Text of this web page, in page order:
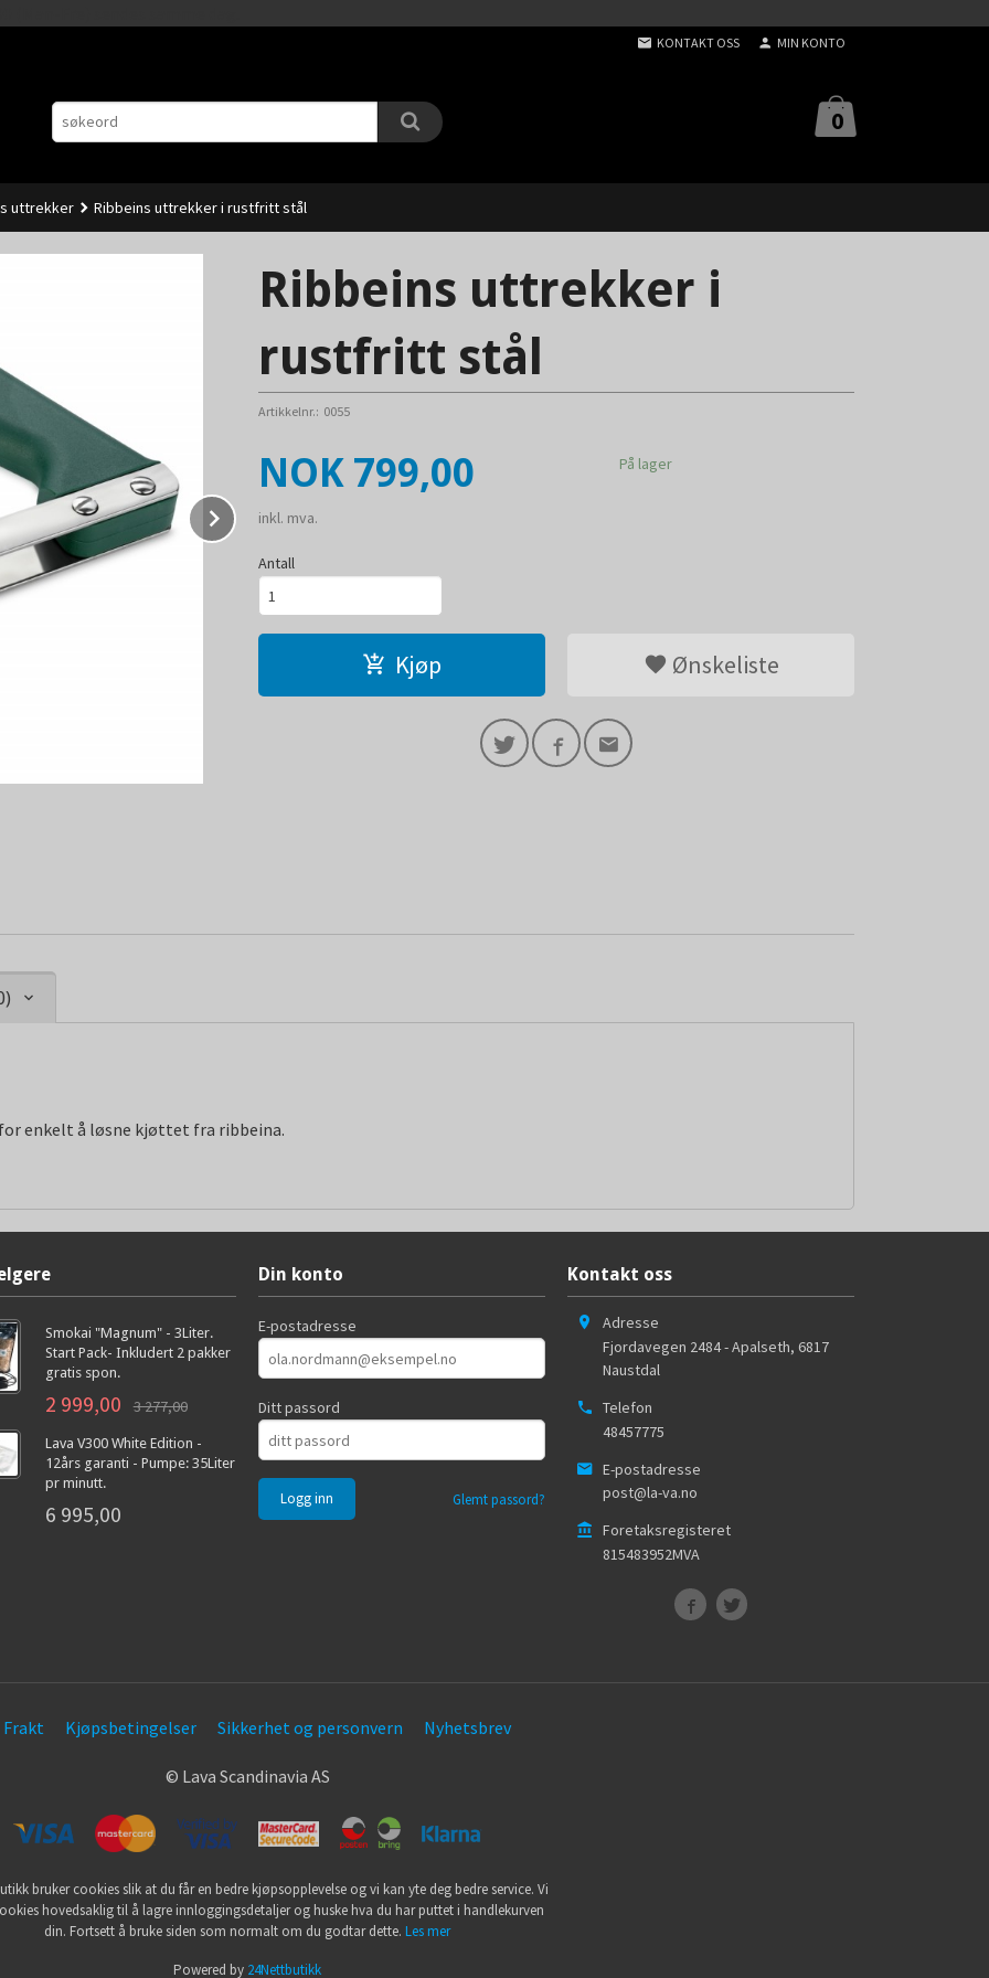
KONTAKT OSS MIN KONTO
0
uttrekker Ribbeins uttrekker i rustfritt stål
Next
Ribbeins uttrekker i
rustfritt stål
Artikkelnr.: 0055
Pris
NOK 799,00
inkl. mva.
På lager
Antall
Kjøp Ønskeliste
enkelt å løsne kjøttet fra ribbeina.
Smokai "Magnum" - 3Liter.
Start Pack- Inkludert 2 pakker
gratis spon.
2 999,00 3 277,00
Lava V300 White Edition -
12års garanti - Pumpe: 35Liter
pr minutt.
6 995,00
Din konto
E-postadresse
Ditt passord
Glemt passord?
Kontakt oss
Adresse
Fjordavegen 2484 - Apalseth, 6817
Naustdal
Telefon
48457775
E-postadresse
post@la-va.no
Foretaksregisteret
815483952MVA
Frakt Kjøpsbetingelser Sikkerhet og personvern Nyhetsbrev
© Lava Scandinavia AS
bruker cookies slik at du får en bedre kjøpsopplevelse og vi kan yte deg bedre service. Vi
hovedsaklig til å lagre innloggingsdetaljer og huske hva du har puttet i handlekurven
din. Fortsett å bruke siden som normalt om du godtar dette. Les mer
Powered by 24Nettbutikk